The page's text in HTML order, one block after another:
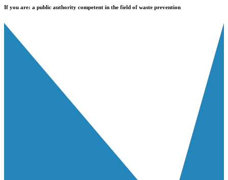
If you are: a public authority competent in the field of waste prevention